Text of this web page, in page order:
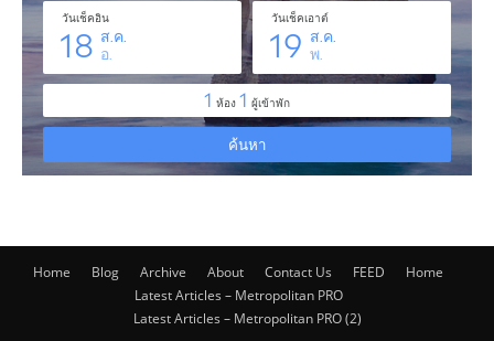
Home Blog Archive About Contact Us FEED
Home
Latest Articles – Metropolitan PRO
Latest Articles – Metropolitan PRO (2)